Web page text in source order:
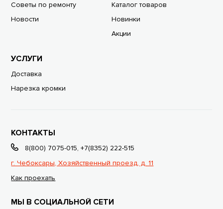
Советы по ремонту
Новости
Каталог товаров
Новинки
Акции
УСЛУГИ
Доставка
Нарезка кромки
КОНТАКТЫ
8(800) 7075-015,+7(8352) 222-515
г. Чебоксары, Хозяйственный проезд, д. 11
Как проехать
МЫ В СОЦИАЛЬНОЙ СЕТИ